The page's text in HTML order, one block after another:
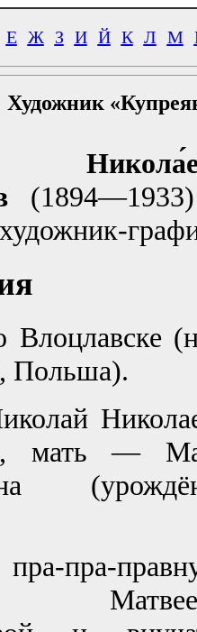
Е Ж З И Й К Л М
Художник
Влоцлавске
Польша).
мать —
пра-